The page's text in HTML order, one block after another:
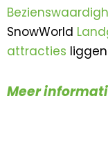
SnowWorld
attracties
Meer